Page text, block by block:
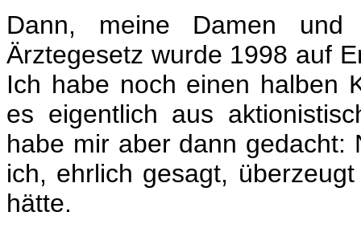
Dann, meine Damen
Ärztegesetz wurde 1998 auf
Ich habe noch einen halben
es eigentlich aus
habe mir aber dann gedacht:
ich, ehrlich gesagt,
hätte.